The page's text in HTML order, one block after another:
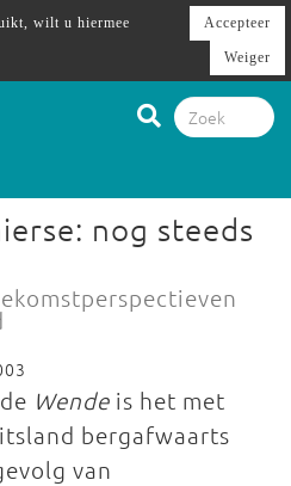
nog steeds
Wende is het met
bergafwaarts
van
wilt u hiermee
Accepteer
Weiger